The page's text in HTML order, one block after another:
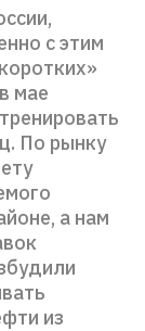
с этим
мае
По рынку
а нам
из